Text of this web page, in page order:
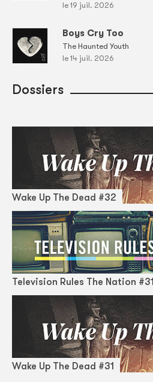
le 19 juil. 2026
Boys Cry Too
The Haunted Youth
le 14 juil. 2026
Dossiers
Wake Up The Dead #32
Television Rules The Nation #31
Wake Up The Dead #31